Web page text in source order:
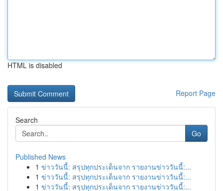
HTML is disabled
Report Page
Search
Go
Published News
1 ข่าววันนี้: สรุปทุกประเด็นจาก รายงานข่าววันนี้:...
1 ข่าววันนี้: สรุปทุกประเด็นจาก รายงานข่าววันนี้:...
1 ข่าววันนี้: สรุปทุกประเด็นจาก รายงานข่าววันนี้:...